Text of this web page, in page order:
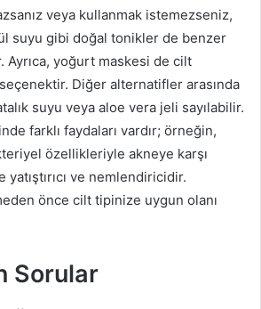
veya kullanmak istemezseniz,
suyu gibi doğal tonikler de benzer
Ayrıca, yoğurt maskesi de cilt
Diğer alternatifler arasında
suyu veya aloe vera jeli sayılabilir.
farklı faydaları vardır; örneğin,
özellikleriyle akneye karşı
ve nemlendiricidir.
önce cilt tipinize uygun olanı
Sorular